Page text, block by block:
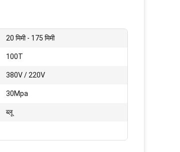
20 मिमी - 175 मिमी
100T
380V / 220V
30Mpa
ब्लू